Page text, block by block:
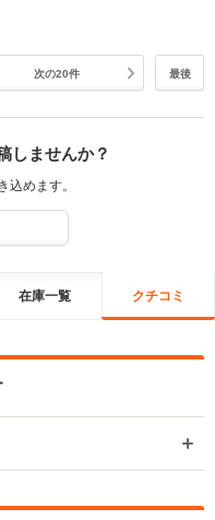
ます。また先日はわざわざ
ンテナンス他、お任せくだ
次の20件 最後
しませんか？
込めます。
在庫一覧 クチコミ